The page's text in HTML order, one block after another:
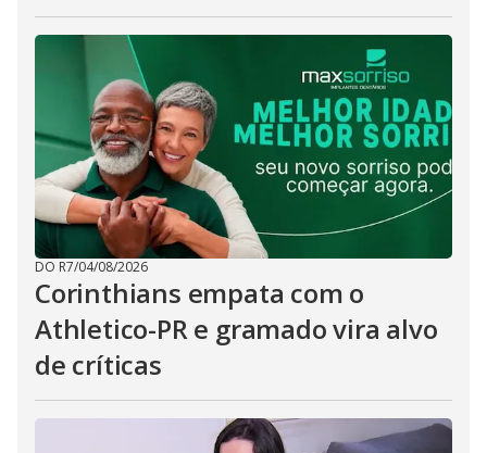
DO R7/04/08/2026
Corinthians empata com o
Athletico-PR e gramado vira alvo
de críticas